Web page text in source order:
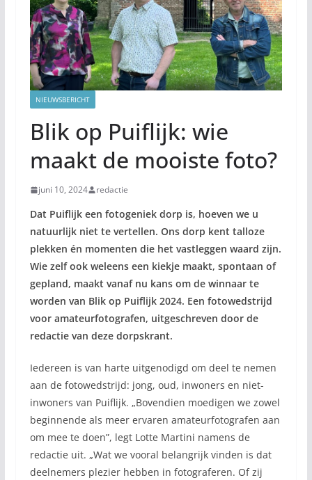
NIEUWSBERICHT
Blik op Puiflijk: wie
maakt de mooiste foto?
juni 10, 2024 redactie
Dat Puiflijk een fotogeniek dorp is, hoeven we u
natuurlijk niet te vertellen. Ons dorp kent talloze
plekken én momenten die het vastleggen waard zijn.
Wie zelf ook weleens een kiekje maakt, spontaan of
gepland, maakt vanaf nu kans om de winnaar te
worden van Blik op Puiflijk 2024. Een fotowedstrijd
voor amateurfotografen, uitgeschreven door de
redactie van deze dorpskrant.
Iedereen is van harte uitgenodigd om deel te nemen
aan de fotowedstrijd: jong, oud, inwoners en niet-
inwoners van Puiflijk. „Bovendien moedigen we zowel
beginnende als meer ervaren amateurfotografen aan
om mee te doen”, legt Lotte Martini namens de
redactie uit. „Wat we vooral belangrijk vinden is dat
deelnemers plezier hebben in fotograferen. Of zij